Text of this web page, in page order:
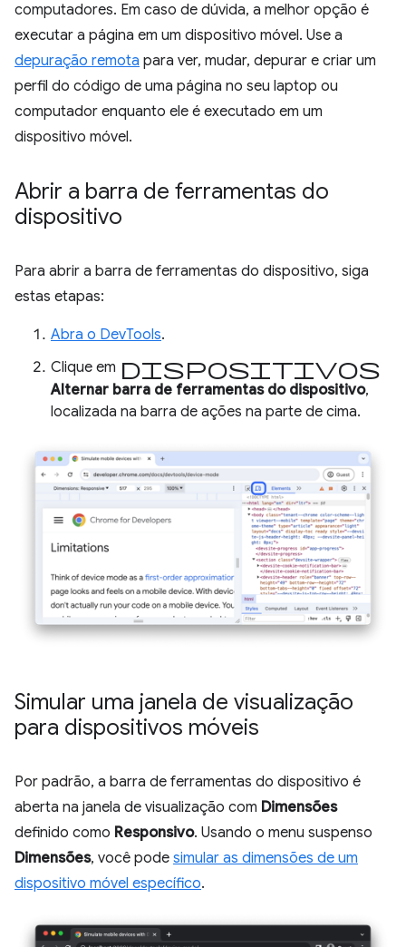
computadores. Em caso de dúvida, a melhor opção é
executar a página em um dispositivo móvel. Use a
depuração remota para ver, mudar, depurar e criar um
perfil do código de uma página no seu laptop ou
computador enquanto ele é executado em um
dispositivo móvel.
Abrir a barra de ferramentas do
dispositivo
Para abrir a barra de ferramentas do dispositivo, siga
estas etapas:
Abra o DevTools.
Clique em dispositivos
Alternar barra de ferramentas do dispositivo,
localizada na barra de ações na parte de cima.
Simular uma janela de visualização
para dispositivos móveis
Por padrão, a barra de ferramentas do dispositivo é
aberta na janela de visualização com Dimensões
definido como Responsivo. Usando o menu suspenso
Dimensões, você pode simular as dimensões de um
dispositivo móvel específico.